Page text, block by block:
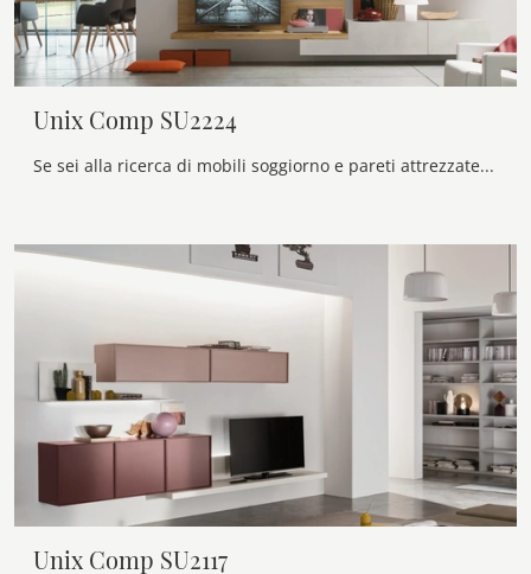
Unix Comp SU2224
Se sei alla ricerca di mobili soggiorno e pareti attrezzate moderne, opta per il modello Unix Comp SU2224 di Maronese: clicca e scopri di più!
Unix Comp SU2117